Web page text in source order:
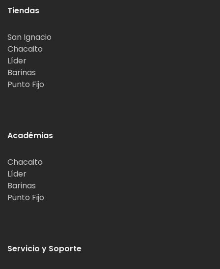
Tiendas
San Ignacio
Chacaito
Líder
Barinas
Punto Fijo
Académias
Chacaito
Líder
Barinas
Punto Fijo
Servicio y Soporte